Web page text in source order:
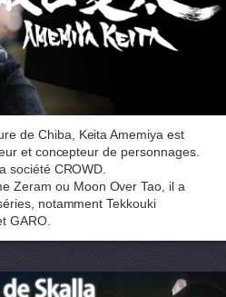
de Chiba, Keita Amemiya est
et concepteur de personnages.
société CROWD.
Zeram ou Moon Over Tao, il a
notamment Tekkouki
GARO.